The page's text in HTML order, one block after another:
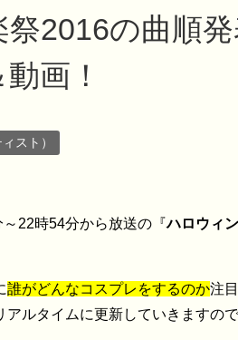
2016の曲順
画！
スト）
22時54分から放送の『ハロウィ
誰がどんなコスプレをするのか注
ルタイムに更新していきますの